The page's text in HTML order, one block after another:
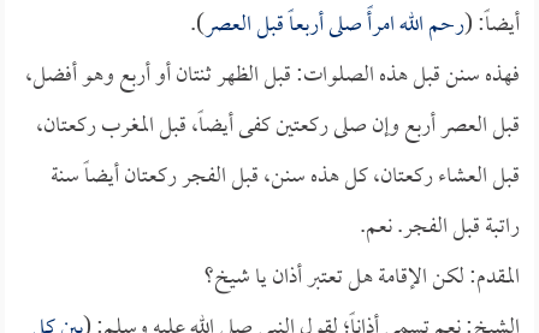
أيضاً: (رحم الله امرأً صلى أربعاً قبل العصر).
فهذه سنن قبل هذه الصلوات: قبل الظهر ثنتان أو أربع وهو أفضل،
قبل العصر أربع وإن صلى ركعتين كفى أيضاً، قبل المغرب ركعتان،
قبل العشاء ركعتان، كل هذه سنن، قبل الفجر ركعتان أيضاً سنة
راتبة قبل الفجر. نعم.
المقدم: لكن الإقامة هل تعتبر أذان يا شيخ؟